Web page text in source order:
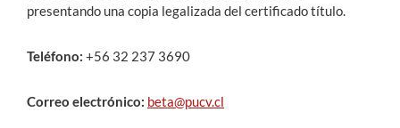
Funcionarios
presentando una copia legalizada del certificado título.
Teléfono: +56 32 237 3690
Correo electrónico: beta@pucv.cl